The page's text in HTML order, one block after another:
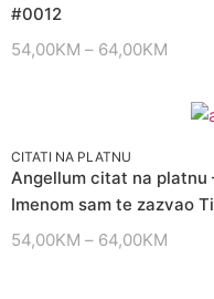
#0012
54,00KM – 64,00KM
CITATI NA PLATNU
Angellum citat na platnu
Imenom sam te zazvao
54,00KM – 64,00KM